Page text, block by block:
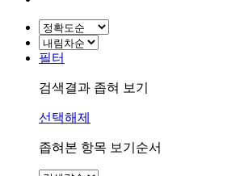
필터
검색결과 좁혀 보기
선택해제
좁혀본 항목 보기순서